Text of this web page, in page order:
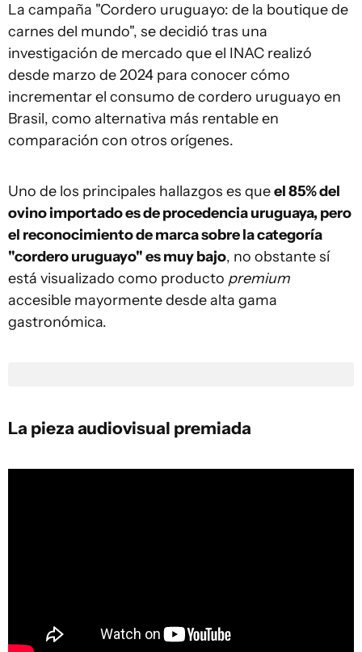
La campaña "Cordero uruguayo: de la boutique de
carnes del mundo", se decidió tras una
investigación de mercado que el INAC realizó
desde marzo de 2024 para conocer cómo
incrementar el consumo de cordero uruguayo en
Brasil, como alternativa más rentable en
comparación con otros orígenes.
Uno de los principales hallazgos es queel 85% del
ovino importado es de procedencia uruguaya, pero
el reconocimiento de marca sobre la categoría
"cordero uruguayo" es muy bajo, no obstante sí
está visualizado como producto premium
accesible mayormente desde alta gama
gastronómica.
La pieza audiovisual premiada